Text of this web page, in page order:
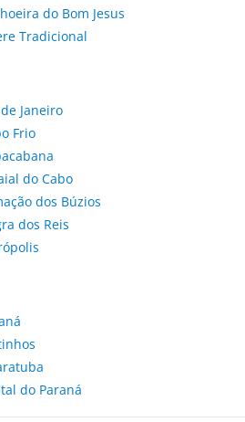
do Bom Jesus
Tradicional
Janeiro
Frio
do Cabo
dos Búzios
dos Reis
do Paraná